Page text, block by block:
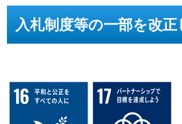
入札制度等の一部を改